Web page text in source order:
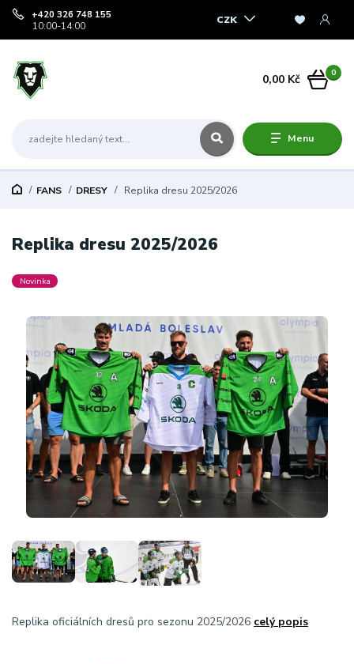
Menu
CZK
+420 326 748 155
10:00-14:00
0
0,00 Kč
FANS DRESY Replika dresu 2025/2026
Replika dresu 2025/2026
Novinka
Replika oficiálních dresů pro sezonu 2025/2026 celý popis